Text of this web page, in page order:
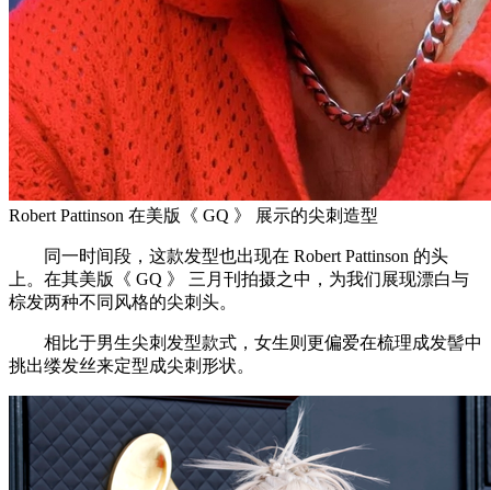
Robert Pattinson 在美版《 GQ 》 展示的尖刺造型
同一时间段，这款发型也出现在 Robert Pattinson 的头
上。在其美版《 GQ 》 三月刊拍摄之中，为我们展现漂白与
棕发两种不同风格的尖刺头。
相比于男生尖刺发型款式，女生则更偏爱在梳理成发髻中
挑出缕发丝来定型成尖刺形状。